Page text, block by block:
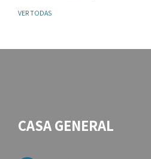
VER TODAS
CASA GENERAL